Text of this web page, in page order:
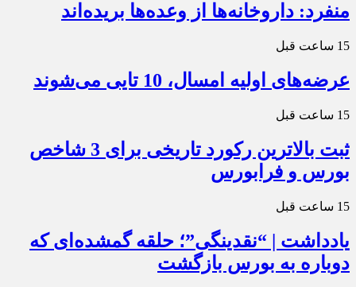
منفرد: داروخانه‌ها از وعده‌ها بریده‌اند
15 ساعت قبل
عرضه‌های اولیه امسال، 10 تایی می‌شوند
15 ساعت قبل
ثبت بالاترین رکورد تاریخی برای 3 شاخص
بورس و فرابورس
15 ساعت قبل
یادداشت | “نقدینگی”؛ حلقه گمشده‌ای که
دوباره به بورس بازگشت